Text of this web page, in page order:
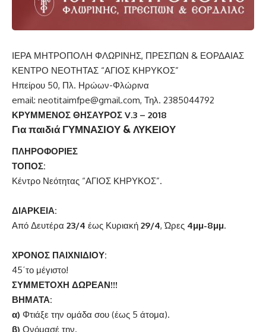
ΙΕΡΑ ΜΗΤΡΟΠΟΛΗ ΦΛΩΡΙΝΗΣ, ΠΡΕΣΠΩΝ & ΕΟΡΔΑΙΑΣ
ΚΕΝΤΡΟ ΝΕΟΤΗΤΑΣ “ΑΓΙΟΣ ΚΗΡΥΚΟΣ”
Ηπείρου 50, Πλ. Ηρώων-Φλώρινα
email: neotitaimfpe@gmail.com, Τηλ. 2385044792
ΚΡΥΜΜΕΝΟΣ ΘΗΣΑΥΡΟΣ V.3 – 2018
Για παιδιά ΓΥΜΝΑΣΙΟΥ & ΛΥΚΕΙΟΥ
ΠΛΗΡΟΦΟΡΙΕΣ
ΤΟΠΟΣ:
Κέντρο Νεότητας “ΑΓΙΟΣ ΚΗΡΥΚΟΣ”.
ΔΙΑΡΚΕΙΑ:
Από Δευτέρα 23/4 έως Κυριακή 29/4, Ώρες 4μμ-8μμ.
ΧΡΟΝΟΣ ΠΑΙΧΝΙΔΙΟΥ:
45΄το μέγιστο!
ΣΥΜΜΕΤΟΧΗ ΔΩΡΕΑΝ!!!
ΒΗΜΑΤΑ:
α) Φτιάξε την ομάδα σου (έως 5 άτομα).
β) Ονόμασέ την.